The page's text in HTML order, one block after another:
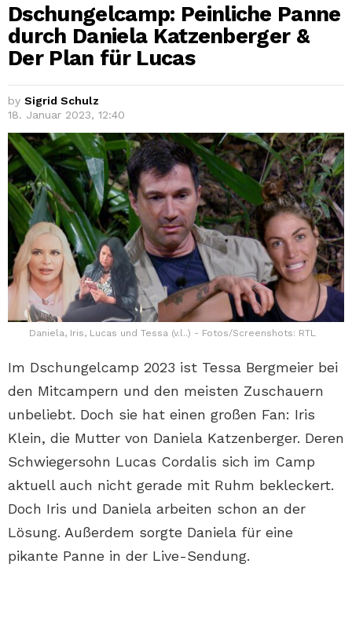
Dschungelcamp: Peinliche Panne
durch Daniela Katzenberger &
Der Plan für Lucas
by Sigrid Schulz
18. Januar 2023, 12:40
Daniela, Iris, Lucas und Tessa (v.l..) - Fotos/Screenshots: RTL
Im Dschungelcamp 2023 ist Tessa Bergmeier bei
den Mitcampern und den meisten Zuschauern
unbeliebt. Doch sie hat einen großen Fan: Iris
Klein, die Mutter von Daniela Katzenberger. Deren
Schwiegersohn Lucas Cordalis sich im Camp
aktuell auch nicht gerade mit Ruhm bekleckert.
Doch Iris und Daniela arbeiten schon an der
Lösung. Außerdem sorgte Daniela für eine
pikante Panne in der Live-Sendung.